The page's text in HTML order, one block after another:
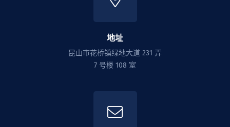
地址
昆山市花桥镇绿地大道 231 弄
7 号楼 108 室